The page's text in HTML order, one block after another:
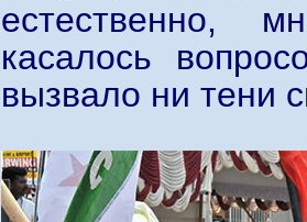
естественно,
касалось
вызвало ни тени